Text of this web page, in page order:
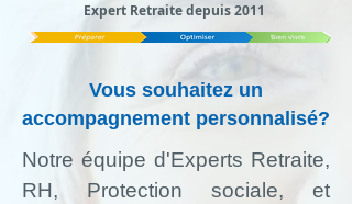
Expert Retraite depuis 2011
Vous souhaitez un
accompagnement personnalisé?
Notre équipe d'Experts Retraite,
RH, Protection sociale, et